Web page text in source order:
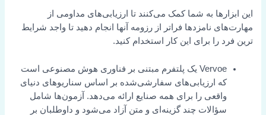
این ابزارها به شما کمک می‌کنند تا ارزیابی‌های مداومی از
مهارت‌های نامزدها فراتر از رزومه آنها انجام دهید تا واجد شرایط
ترین فرد را برای این کار استخدام کنید.
Vervoe یک پلتفرم مبتنی بر فناوری هوش مصنوعی است
که ارزیابی‌های سفارشی‌شده بر اساس سناریوهای دنیای
واقعی را برای همه صنایع ارائه می‌دهد. آزمون‌ها شامل
سؤالات چند گزینه‌ای و متن آزاد می‌شود و داوطلبان بر